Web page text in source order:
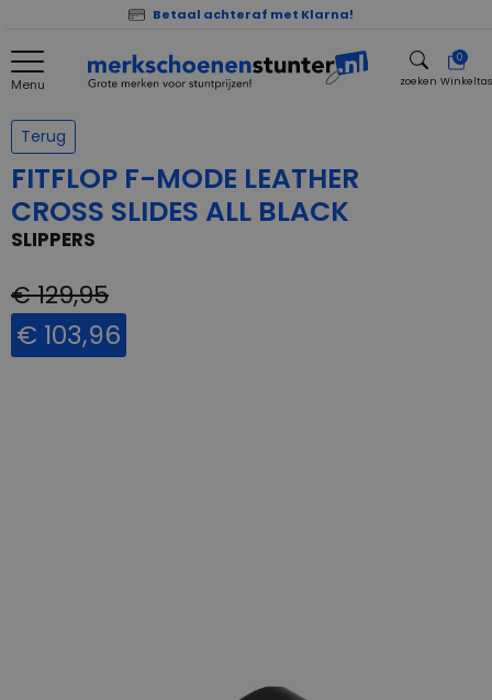
Betaal achteraf met Klarna!
Menu zoeken
0
Winkeltas
Terug
FITFLOP F-MODE LEATHER
CROSS SLIDES ALL BLACK
SLIPPERS
€ 129,95
€ 103,96